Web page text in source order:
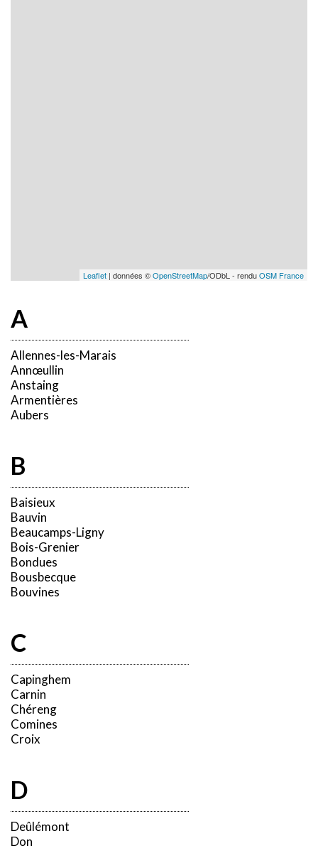
Leaflet | données ©OpenStreetMap/ODbL - renduOSM France
A
Allennes-les-Marais
Annœullin
Anstaing
Armentières
Aubers
B
Baisieux
Bauvin
Beaucamps-Ligny
Bois-Grenier
Bondues
Bousbecque
Bouvines
C
Capinghem
Carnin
Chéreng
Comines
Croix
D
Deûlémont
Don